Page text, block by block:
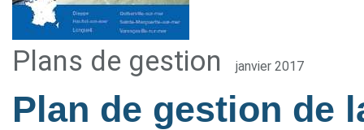
Plans de gestion janvier 2017
Plan de gestion de